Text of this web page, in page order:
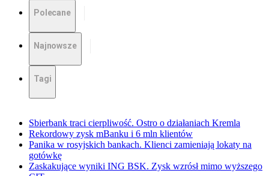
Polecane
Najnowsze
Tagi
Sbierbank traci cierpliwość. Ostro o działaniach Kremla
Rekordowy zysk mBanku i 6 mln klientów
Panika w rosyjskich bankach. Klienci zamieniają lokaty na
gotówkę
Zaskakujące wyniki ING BSK. Zysk wzrósł mimo wyższego